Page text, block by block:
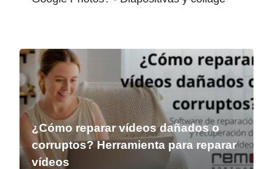
¿Cómo reparar vídeos dañados o
corruptos? Herramienta para reparar
vídeos